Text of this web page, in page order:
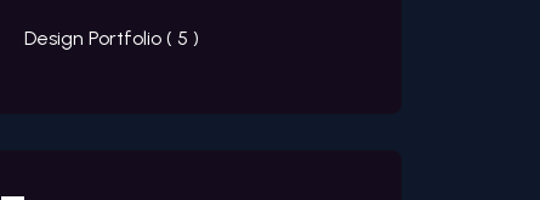
Design Portfolio ( 5 )